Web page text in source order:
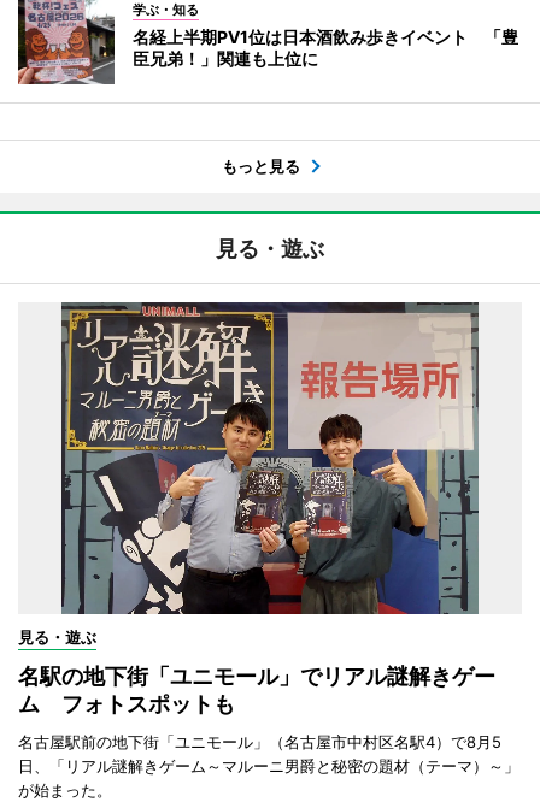
学ぶ・知る
名経上半期PV1位は日本酒飲み歩きイベント 「豊
臣兄弟！」関連も上位に
もっと見る
見る・遊ぶ
見る・遊ぶ
名駅の地下街「ユニモール」でリアル謎解きゲー
ム フォトスポットも
名古屋駅前の地下街「ユニモール」（名古屋市中村区名駅4）で8月5
日、「リアル謎解きゲーム～マルーニ男爵と秘密の題材（テーマ）～」
が始まった。